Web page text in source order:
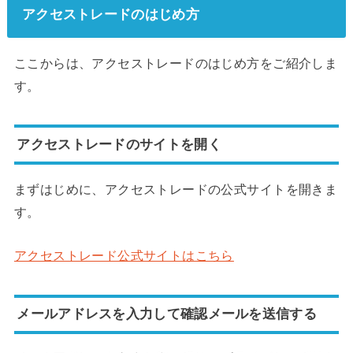
アクセストレードのはじめ方
ここからは、アクセストレードのはじめ方をご紹介しま
す。
アクセストレードのサイトを開く
まずはじめに、アクセストレードの公式サイトを開きま
す。
アクセストレード公式サイトはこちら
メールアドレスを入力して確認メールを送信する